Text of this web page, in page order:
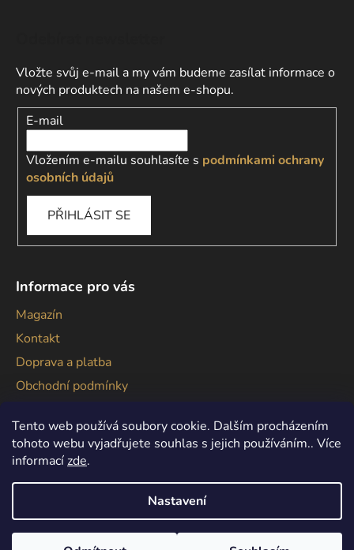
Tento web používá soubory cookie. Dalším procházením
tohoto webu vyjadřujete souhlas s jejich používáním.. Více
informacízde.
Nastavení
Vložte svůj e-mail a my vám budeme zasílat informace o
nových produktech na našem e-shopu.
E-mail
Vložením e-mailu souhlasíte s podmínkami ochrany
osobních údajů
PŘIHLÁSIT SE
Informace pro vás
Magazín
Kontakt
Doprava a platba
Obchodní podmínky
Vytvořil Shoptet
Copyright 2026Gallagher. Všechna práva vyhrazena.